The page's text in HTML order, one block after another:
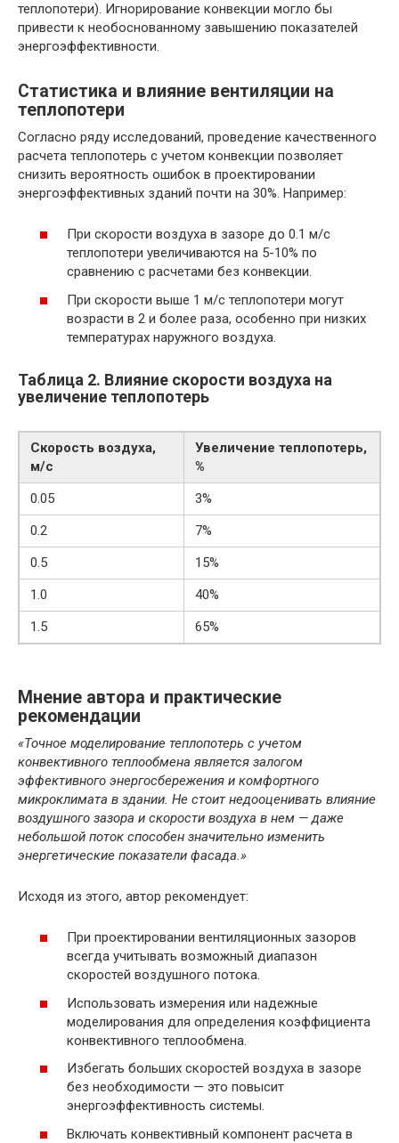
теплопотери). Игнорирование конвекции могло бы
привести к необоснованному завышению показателей
энергоэффективности.
Статистика и влияние вентиляции на
теплопотери
Согласно ряду исследований, проведение качественного
расчета теплопотерь с учетом конвекции позволяет
снизить вероятность ошибок в проектировании
энергоэффективных зданий почти на 30%. Например:
При скорости воздуха в зазоре до 0.1 м/с
теплопотери увеличиваются на 5-10% по
сравнению с расчетами без конвекции.
При скорости выше 1 м/с теплопотери могут
возрасти в 2 и более раза, особенно при низких
температурах наружного воздуха.
Таблица 2. Влияние скорости воздуха на
увеличение теплопотерь
Скорость воздуха,
м/с
Увеличение теплопотерь,
%
0.05
3%
0.2
7%
0.5
15%
1.0
40%
1.5
65%
Мнение автора и практические
рекомендации
«Точное моделирование теплопотерь с учетом
конвективного теплообмена является залогом
эффективного энергосбережения и комфортного
микроклимата в здании. Не стоит недооценивать влияние
воздушного зазора и скорости воздуха в нем — даже
небольшой поток способен значительно изменить
энергетические показатели фасада.»
Исходя из этого, автор рекомендует:
При проектировании вентиляционных зазоров
всегда учитывать возможный диапазон
скоростей воздушного потока.
Использовать измерения или надежные
моделирования для определения коэффициента
конвективного теплообмена.
Избегать больших скоростей воздуха в зазоре
без необходимости — это повысит
энергоэффективность системы.
Включать конвективный компонент расчета в